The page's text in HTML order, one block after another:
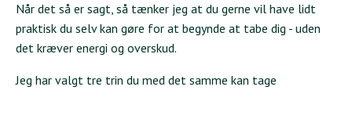
Når det så er sagt, så tænker jeg at du gerne vil have lidt
praktisk du selv kan gøre for at begynde at tabe dig - uden
det kræver energi og overskud.
Jeg har valgt tre trin du med det samme kan tage